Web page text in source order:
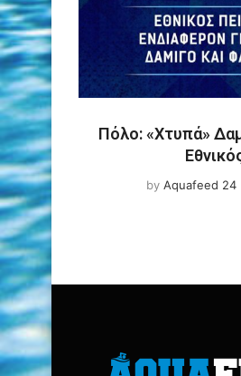
Πόλο: «Χτυπά»
by Aquafeed 24